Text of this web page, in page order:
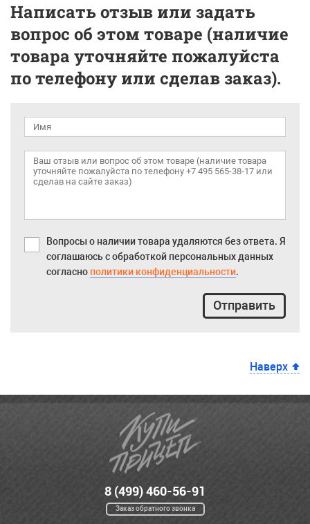
Написать отзыв или задать
вопрос об этом товаре (наличие
товара уточняйте пожалуйста
по телефону или сделав заказ).
Вопросы о наличии товара удаляются без ответа. Я
соглашаюсь с обработкой персональных данных
согласно политики конфиденциальности.
Отправить
Наверх
8 (499) 460-56-91
Заказ обратного звонка